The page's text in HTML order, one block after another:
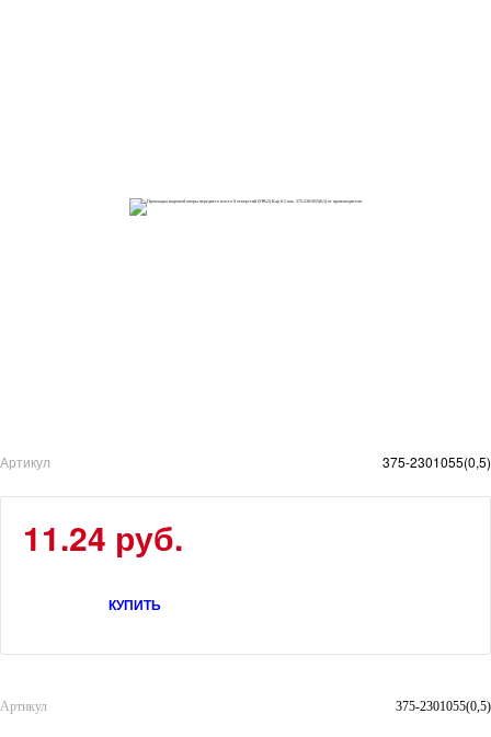
Артикул 375-2301055(0,5)
11.24 руб.
КУПИТЬ
Артикул 375-2301055(0,5)